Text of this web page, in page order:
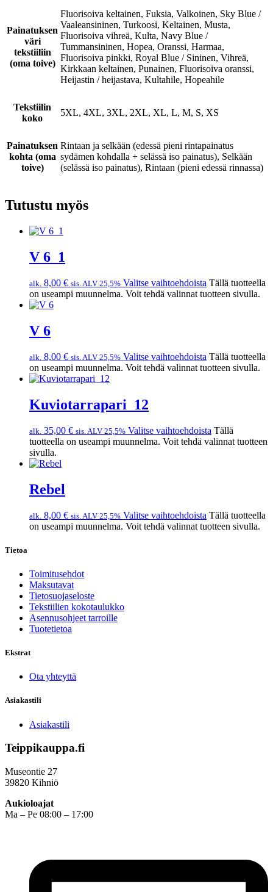
Painatuksen
väri
tekstiiliin
(oma toive)
Fluorisoiva keltainen, Fuksia, Valkoinen, Sky Blue /
Vaaleansininen, Turkoosi, Keltainen, Musta,
Fluorisoiva vihreä, Kulta, Navy Blue /
Tummansininen, Hopea, Oranssi, Harmaa,
Fluorisoiva pinkki, Royal Blue / Sininen, Vihreä,
Kirkkaan keltainen, Punainen, Fluorisoiva oranssi,
Heijastin / heijastava, Kultahile, Hopeahile
Tekstiilin
koko
5XL, 4XL, 3XL, 2XL, XL, L, M, S, XS
Painatuksen
kohta (oma
toive)
Rintaan ja selkään (edessä pieni rintapainatus
sydämen kohdalla + selässä iso painatus), Selkään
(selässä iso painatus), Rintaan (pieni edessä rinnassa)
Tutustu myös
V 6_1
alk. 8,00 € sis. ALV 25,5% Valitse vaihtoehdoista Tällä tuotteella
on useampi muunnelma. Voit tehdä valinnat tuotteen sivulla.
V 6
alk. 8,00 € sis. ALV 25,5% Valitse vaihtoehdoista Tällä tuotteella
on useampi muunnelma. Voit tehdä valinnat tuotteen sivulla.
Kuviotarrapari_12
alk. 35,00 € sis. ALV 25,5% Valitse vaihtoehdoista Tällä
tuotteella on useampi muunnelma. Voit tehdä valinnat tuotteen
sivulla.
Rebel
alk. 8,00 € sis. ALV 25,5% Valitse vaihtoehdoista Tällä tuotteella
on useampi muunnelma. Voit tehdä valinnat tuotteen sivulla.
Tietoa
Toimitusehdot
Maksutavat
Tietosuojaseloste
Tekstiilien kokotaulukko
Asennusohjeet tarroille
Tuotetietoa
Ekstrat
Ota yhteyttä
Asiakastili
Asiakastili
Teippikauppa.fi
Museontie 27
39820 Kihniö
Aukioloajat
Ma – Pe 08:00 – 17:00